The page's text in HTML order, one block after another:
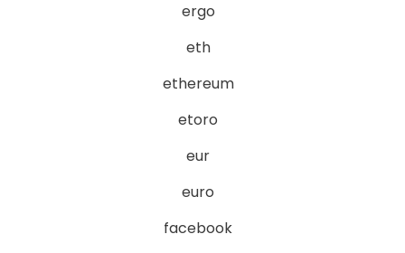
ergo
eth
ethereum
etoro
eur
euro
facebook